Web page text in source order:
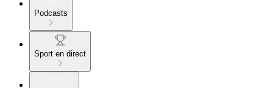
Podcasts
Sport en direct